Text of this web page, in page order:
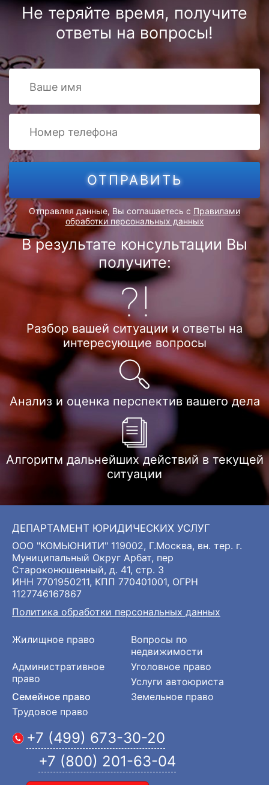
Отправить
Ваши данные не будут переданы третьим лицам.
Консультация строго конфиденциальная.Правила
обработки персональных данных
Hе теряйте время, получите
ответы на вопросы!
ОТПРАВИТЬ
Отправляя данные, Вы соглашаетесь с Правилами
обработки персональных данных
В результате консультации Вы
получите:
Разбор вашей ситуации и ответы на
интересующиевопросы
Анализ и оценка перспективвашего дела
Алгоритм дальнейшихдействий в текущей
ситуации
ДЕПАРТАМЕНТ ЮРИДИЧЕСКИХ УСЛУГ
ООО "КОМЬЮНИТИ" 119002, Г.Москва, вн. тер. г.
Муниципальный Округ Арбат, пер
Староконюшенный, д. 41, стр. 3
ИНН 7701950211, КПП 770401001, ОГРН
1127746167867
Политика обработки персональных данных
Жилищное право
Вопросы по
недвижимости
Административное
право
Уголовное право
Услуги автоюриста
Семейное право
Земельное право
Трудовое право
+7 (499) 673-30-20
+7 (800) 201-63-04